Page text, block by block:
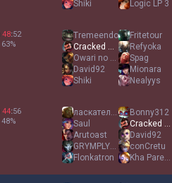
Shiki
Logic LP 3
48:52
63%
Tremeendo
Cracked Bambi
Owari no Briar
David92
Shiki
Fritetour
Refyoka
Spag
Mionara
Nealyys
44:56
48%
ласкатель ножек
Saul
Arutoast
GRYMPLYNGS
Flonkatron
Bonny312
Cracked Bambi
David92
conCretu
Kha Parezza